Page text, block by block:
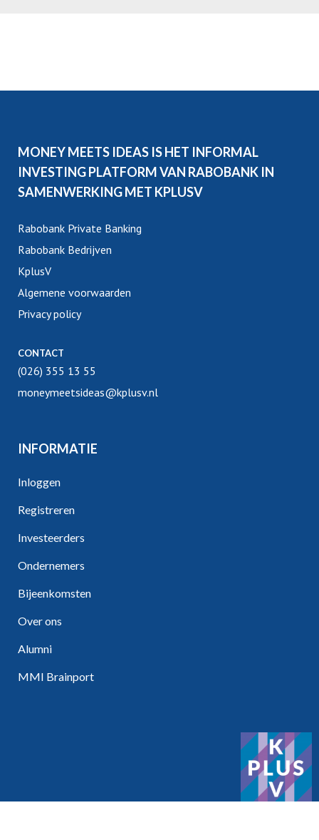
MONEY MEETS IDEAS IS HET INFORMAL
INVESTING PLATFORM VAN RABOBANK IN
SAMENWERKING MET KPLUSV
Rabobank Private Banking
Rabobank Bedrijven
KplusV
Algemene voorwaarden
Privacy policy
CONTACT
(026) 355 13 55
moneymeetsideas@kplusv.nl
INFORMATIE
Inloggen
Registreren
Investeerders
Ondernemers
Bijeenkomsten
Over ons
Alumni
MMI Brainport